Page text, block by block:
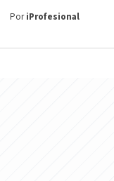
PoriProfesional